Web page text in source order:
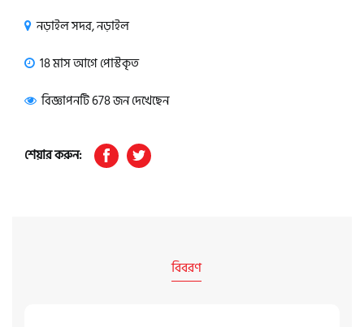
নড়াইল সদর, নড়াইল
18 মাস আগে পোস্টকৃত
বিজ্ঞাপনটি 678 জন দেখেছেন
শেয়ার করুন:
বিবরণ